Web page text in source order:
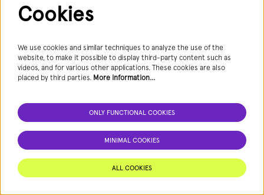
Lezen met Het Nationale Theater - Big
Pharma
avonden lees je de hele toneeltekst en hoor je alle achtergronden.…
Cookies
We use cookies and similar techniques to analyze the use of the
website, to make it possible to display third-party content such as
videos, and for various other applications. These cookies are also
placed by third parties. More information…
ONLY FUNCTIONAL COOKIES
MINIMAL COOKIES
ALL COOKIES